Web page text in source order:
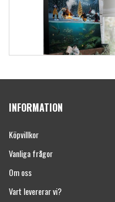
INFORMATION
Köpvillkor
Vanliga frågor
Om oss
Vart levererar vi?